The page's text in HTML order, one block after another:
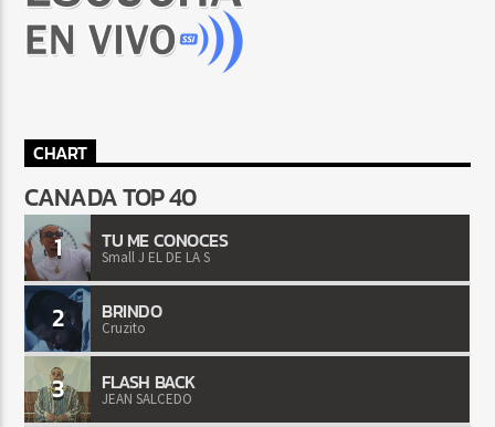
CHART
CANADA TOP 40
1 TU ME CONOCES
Small J EL DE LA S
2 BRINDO
Cruzito
3 FLASH BACK
JEAN SALCEDO